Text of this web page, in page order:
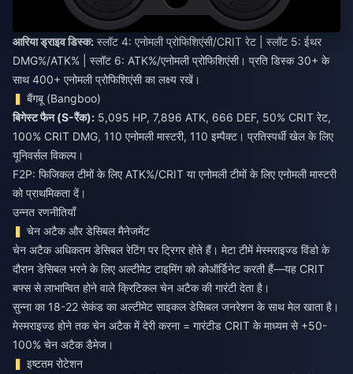
आरिया ड्राइव डिस्क: स्लॉट 4: एनोमली प्रोफिशिएंसी/CRIT रेट | स्लॉट 5: ईथर
DMG%/ATK% | स्लॉट 6: ATK%/एनोमली प्रोफिशिएंसी। प्रति डिस्क 30+ के
साथ 400+ एनोमली प्रोफिशिएंसी का लक्ष्य रखें।
बैंगबू (Bangboo)
बिगेस्ट फैन (S-रैंक): 5,095 HP, 7,896 ATK, 666 DEF, 50% CRIT रेट,
100% CRIT DMG, 110 एनोमली मास्टरी, 110 इम्पैक्ट। प्रतिस्पर्धी खेल के लिए
यूनिवर्सल विकल्प।
F2P: फिजिकल टीमों के लिए ATK%/CRIT या एनोमली टीमों के लिए एनोमली मास्टरी
को प्राथमिकता दें।
उन्नत रणनीतियाँ
चेन अटैक और डेसिबल मैनेजमेंट
चेन अटैक अधिकतम डेसिबल रेटिंग पर ट्रिगर होते हैं। मेटा टीमें मेस्मराइज्ड विंडो के
दौरान डेसिबल भरने के लिए अल्टीमेट टाइमिंग को कोऑर्डिनेट करती हैं—यह CRIT
बफ्स से लाभान्वित होने वाले क्रिटिकल चेन अटैक की गारंटी देता है।
सुन्ना का 18-22 सेकंड का अल्टीमेट साइकल डेसिबल जनरेशन के साथ मेल खाता है।
मेस्मराइज्ड होने तक चेन अटैक में देरी करना = गारंटीड CRIT के माध्यम से +50-
100% चेन अटैक डैमेज।
इष्टतम रोटेशन